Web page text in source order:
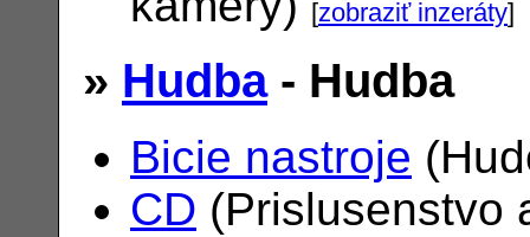
[zobraziť inzeráty]
» Hudba- Hudba
Bicie nastroje
CD (Prislusenstvo